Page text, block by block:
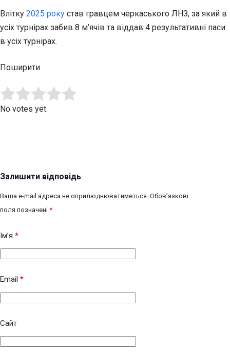
Влітку 2025 року став гравцем черкаського ЛНЗ, за який в
усіх турнірах забив 8 м’ячів та віддав 4 результативні паси
в усіх турнірах.
Поширити
Rate this item:
No votes yet.
Залишити відповідь
Ваша e-mail адреса не оприлюднюватиметься. Обов’язкові
поля позначені *
Ім’я *
Email *
Сайт